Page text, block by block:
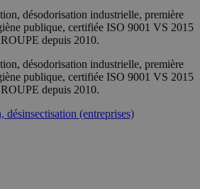
désodorisation industrielle, première
publique, certifiée ISO 9001 VS 2015
depuis 2010.
désodorisation industrielle, première
publique, certifiée ISO 9001 VS 2015
depuis 2010.
désinsectisation (entreprises)